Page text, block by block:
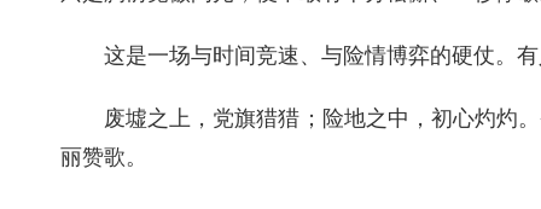
这是一场与时间竞速、与险情博弈的硬仗。
废墟之上，党旗猎猎；险地之中，初心灼灼
丽赞歌。